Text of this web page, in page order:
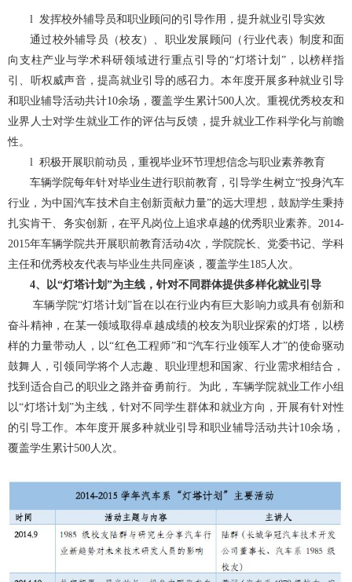
l 发挥校外辅导员和职业顾问的引导作用，提升就业引导实效
通过校外辅导员（校友）、职业发展顾问（行业代表）制度和面
向支柱产业与学术科研领域进行重点引导的“灯塔计划”，以榜样指
引、听权威声音，提高就业引导的感召力。本年度开展多种就业引导
和职业辅导活动共计10余场，覆盖学生累计500人次。重视优秀校友和
业界人士对学生就业工作的评估与反馈，提升就业工作科学化与前瞻
性。
l 积极开展职前动员，重视毕业环节理想信念与职业素养教育
车辆学院每年针对毕业生进行职前教育，引导学生树立“投身汽车
行业，为中国汽车技术自主创新贡献力量”的远大理想，鼓励学生秉持
扎实肯干、务实创新，在平凡岗位上追求卓越的优秀职业素养。2014-
2015年车辆学院共开展职前教育活动4次，学院院长、党委书记、学科
主任和优秀校友代表与毕业生共同座谈，覆盖学生185人次。
4、以“灯塔计划”为主线，针对不同群体提供多样化就业引导
车辆学院“灯塔计划”旨在以在行业内有巨大影响力或具有创新和
奋斗精神，在某一领域取得卓越成绩的校友为职业探索的灯塔，以榜
样的力量带动人，以“红色工程师”和“汽车行业领军人才”的使命驱动
鼓舞人，引领同学将个人志趣、职业理想和国家、行业需求相结合，
找到适合自己的职业之路并奋勇前行。为此， 车辆学院就业工作小组
以“灯塔计划”为主线，针对不同学生群体和就业方向，开展有针对性
的引导工作。本年度开展多种就业引导和职业辅导活动共计10余场，
覆盖学生累计500人次。